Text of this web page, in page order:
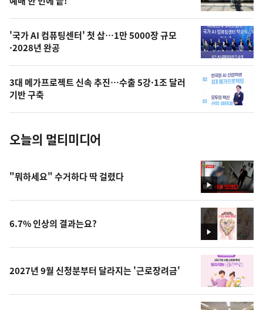
오
의
사
진
'국가 AI 컴퓨팅센터' 첫 삽…1만 5000장 규모
·2028년 완공
3대 메가프로젝트 신속 추진…수출 5강·1조 달러
기반 구축
오늘의 멀티미디어
영
상
"뭐하세요" 수거하다 딱 걸렸다
영
상
6.7% 인상의 결과는요?
2027년 9월 신청분부터 달라지는 '근로장려금'